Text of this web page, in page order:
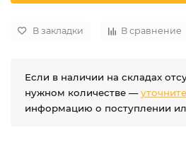
В закладки В сравнение
Если в наличии на складах
нужном количестве —
информацию о поступлении